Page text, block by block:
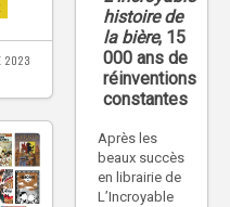
2023
histoire de
la bière, 15
000 ans de
réinventions
constantes
Après les
beaux succès
en librairie de
L’Incroyable